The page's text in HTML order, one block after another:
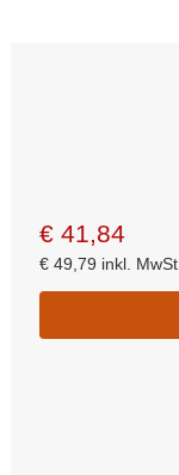
€41,84
€49,79 inkl. MwSt.